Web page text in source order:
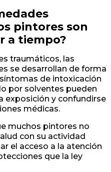
pintores son
a tiempo?
traumáticos, las
se desarrollan de forma
de intoxicación
por solventes pueden
exposición y confundirse
médicas.
muchos pintores no
con su actividad
el acceso a la atención
que la ley